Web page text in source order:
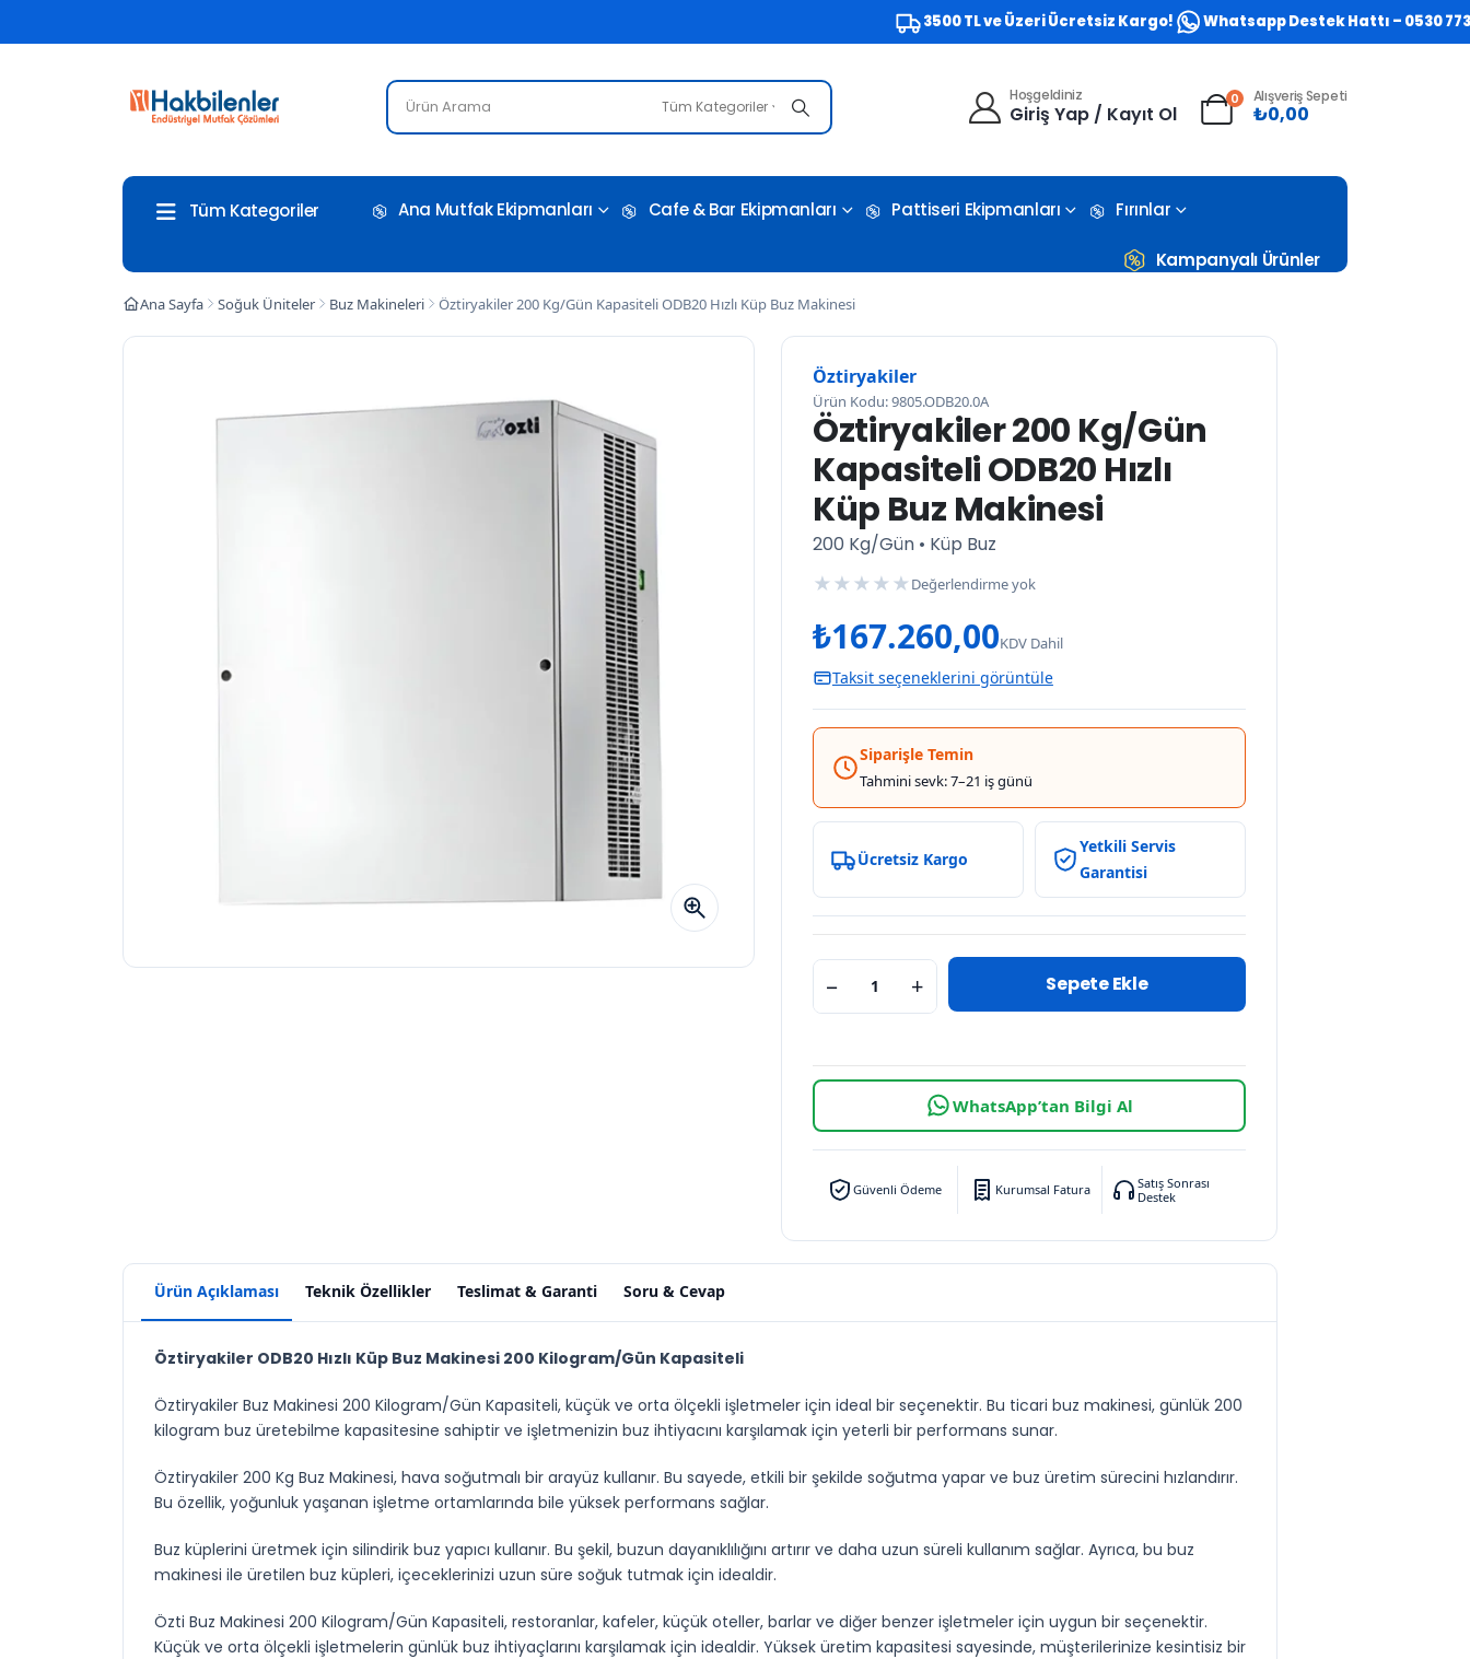
3500 TL ve Üzeri Ücretsiz Kargo! Whatsapp Destek Hattı – 0530 773 0581
Tüm Kategoriler
Hoşgeldiniz
Giriş Yap / Kayıt Ol
0 Alışveriş Sepeti
₺0,00
Tüm Kategoriler Ana Mutfak Ekipmanları Cafe & Bar Ekipmanları Pattiseri Ekipmanları Fırınlar
Kampanyalı Ürünler
Ana Sayfa Soğuk Üniteler Buz Makineleri Öztiryakiler 200 Kg/Gün Kapasiteli ODB20 Hızlı Küp Buz Makinesi
Öztiryakiler
Ürün Kodu: 9805.ODB20.0A
Öztiryakiler 200 Kg/Gün
Kapasiteli ODB20 Hızlı
Küp Buz Makinesi
200 Kg/Gün • Küp Buz
★ ★ ★ ★ ★ Değerlendirme yok
₺167.260,00KDV Dahil
Taksit seçeneklerini görüntüle
Siparişle Temin
Tahmini sevk: 7–21 iş günü
Ücretsiz Kargo
Yetkili Servis
Garantisi
− + Sepete Ekle
WhatsApp’tan Bilgi Al
Güvenli Ödeme Kurumsal Fatura
Satış Sonrası
Destek
Ürün Açıklaması Teknik Özellikler Teslimat & Garanti Soru & Cevap
Öztiryakiler ODB20 Hızlı Küp Buz Makinesi 200 Kilogram/Gün Kapasiteli
Öztiryakiler Buz Makinesi 200 Kilogram/Gün Kapasiteli, küçük ve orta ölçekli işletmeler için ideal bir seçenektir. Bu ticari buz makinesi, günlük 200
kilogram buz üretebilme kapasitesine sahiptir ve işletmenizin buz ihtiyacını karşılamak için yeterli bir performans sunar.
Öztiryakiler 200 Kg Buz Makinesi, hava soğutmalı bir arayüz kullanır. Bu sayede, etkili bir şekilde soğutma yapar ve buz üretim sürecini hızlandırır.
Bu özellik, yoğunluk yaşanan işletme ortamlarında bile yüksek performans sağlar.
Buz küplerini üretmek için silindirik buz yapıcı kullanır. Bu şekil, buzun dayanıklılığını artırır ve daha uzun süreli kullanım sağlar. Ayrıca, bu buz
makinesi ile üretilen buz küpleri, içeceklerinizi uzun süre soğuk tutmak için idealdir.
Özti Buz Makinesi 200 Kilogram/Gün Kapasiteli, restoranlar, kafeler, küçük oteller, barlar ve diğer benzer işletmeler için uygun bir seçenektir.
Küçük ve orta ölçekli işletmelerin günlük buz ihtiyaçlarını karşılamak için idealdir. Yüksek üretim kapasitesi sayesinde, müşterilerinize kesintisiz bir